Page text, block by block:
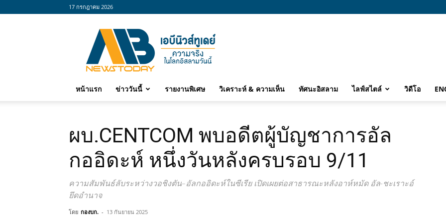
17 กรกฎาคม 2026
abnewstoday
หน้าแรก ข่าววันนี้ รายงานพิเศษ วิเคราะห์ & ความเห็น ทัศนะอิสลาม ไลฟ์สไตล์ วิดีโอ
ผบ.CENTCOM พบอดีตผู้บัญชาการอัล
กออิดะห์ หนึ่งวันหลังครบรอบ 9/11
ความสัมพันธ์ลับระหว่างวอชิงตัน–อัลกออิดะห์ในซีเรีย เปิดเผยต่อสาธารณะหลังอาห์หมัด อัล-ชะเราะอ์
ยึดอำนาจ
โดย กองบก. - 13 กันยายน 2025